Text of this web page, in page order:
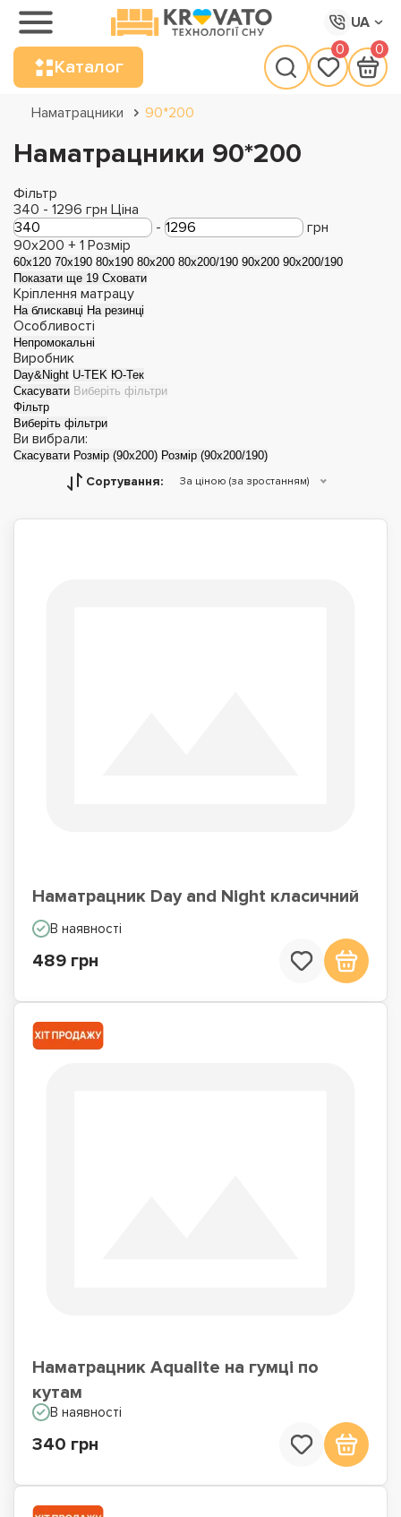
UA
Каталог
0 0
Наматрацники 90*200
Наматрацники 90*200
Фільтр
340 - 1296 грн Ціна
-
грн
90x200 + 1 Розмір
60x120 70x190 80x190 80x200 80x200/190 90x200 90x200/190
Показати ще 19 Сховати
Кріплення матрацу
На блискавці На резинці
Особливості
Непромокальні
Виробник
Day&Night U-TEK Ю-Тек
Скасувати Виберіть фільтри
Фільтр
Виберіть фільтри
Ви вибрали:
Скасувати Розмір (90x200) Розмір (90x200/190)
Сортування: За ціною (за зростанням)
Наматрацник Day and Night класичний
В наявності
489 грн
Наматрацник Aqualite на гумці по
кутам
В наявності
340 грн